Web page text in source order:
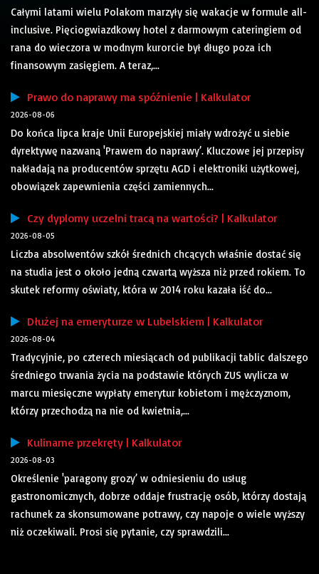
Całymi latami wielu Polakom marzyły się wakacje w formule all-
inclusive. Pięciogwiazdkowy hotel z darmowym cateringiem od
rana do wieczora w modnym kurorcie był długo poza ich
finansowym zasięgiem. A teraz,...
Prawo do naprawy ma spóźnienie | Kalkulator
2026-08-06
Do końca lipca kraje Unii Europejskiej miały wdrożyć u siebie
dyrektywę nazwaną 'Prawem do naprawy’. Kluczowe jej przepisy
nakładają na producentów sprzętu AGD i elektroniki użytkowej,
obowiązek zapewnienia części zamiennych...
Czy dyplomy uczelni tracą na wartości? | Kalkulator
2026-08-05
Liczba absolwentów szkół średnich chcących właśnie dostać się
na studia jest o około jedną czwartą wyższa niż przed rokiem. To
skutek reformy oświaty, która w 2014 roku kazała iść do...
Dłużej na emeryturze w Lubelskiem | Kalkulator
2026-08-04
Tradycyjnie, po czterech miesiącach od publikacji tablic dalszego
średniego trwania życia na podstawie których ZUS wylicza w
marcu miesięczne wypłaty emerytur kobietom i mężczyznom,
którzy przechodzą na nie od kwietnia,...
Kulinarne przekręty | Kalkulator
2026-08-03
Określenie 'paragony grozy’ w odniesieniu do usług
gastronomicznych, dobrze oddaje frustrację osób, którzy dostają
rachunek za skonsumowane potrawy, czy napoje o wiele wyższy
niż oczekiwali. Prosi się pytanie, czy sprawdzili...